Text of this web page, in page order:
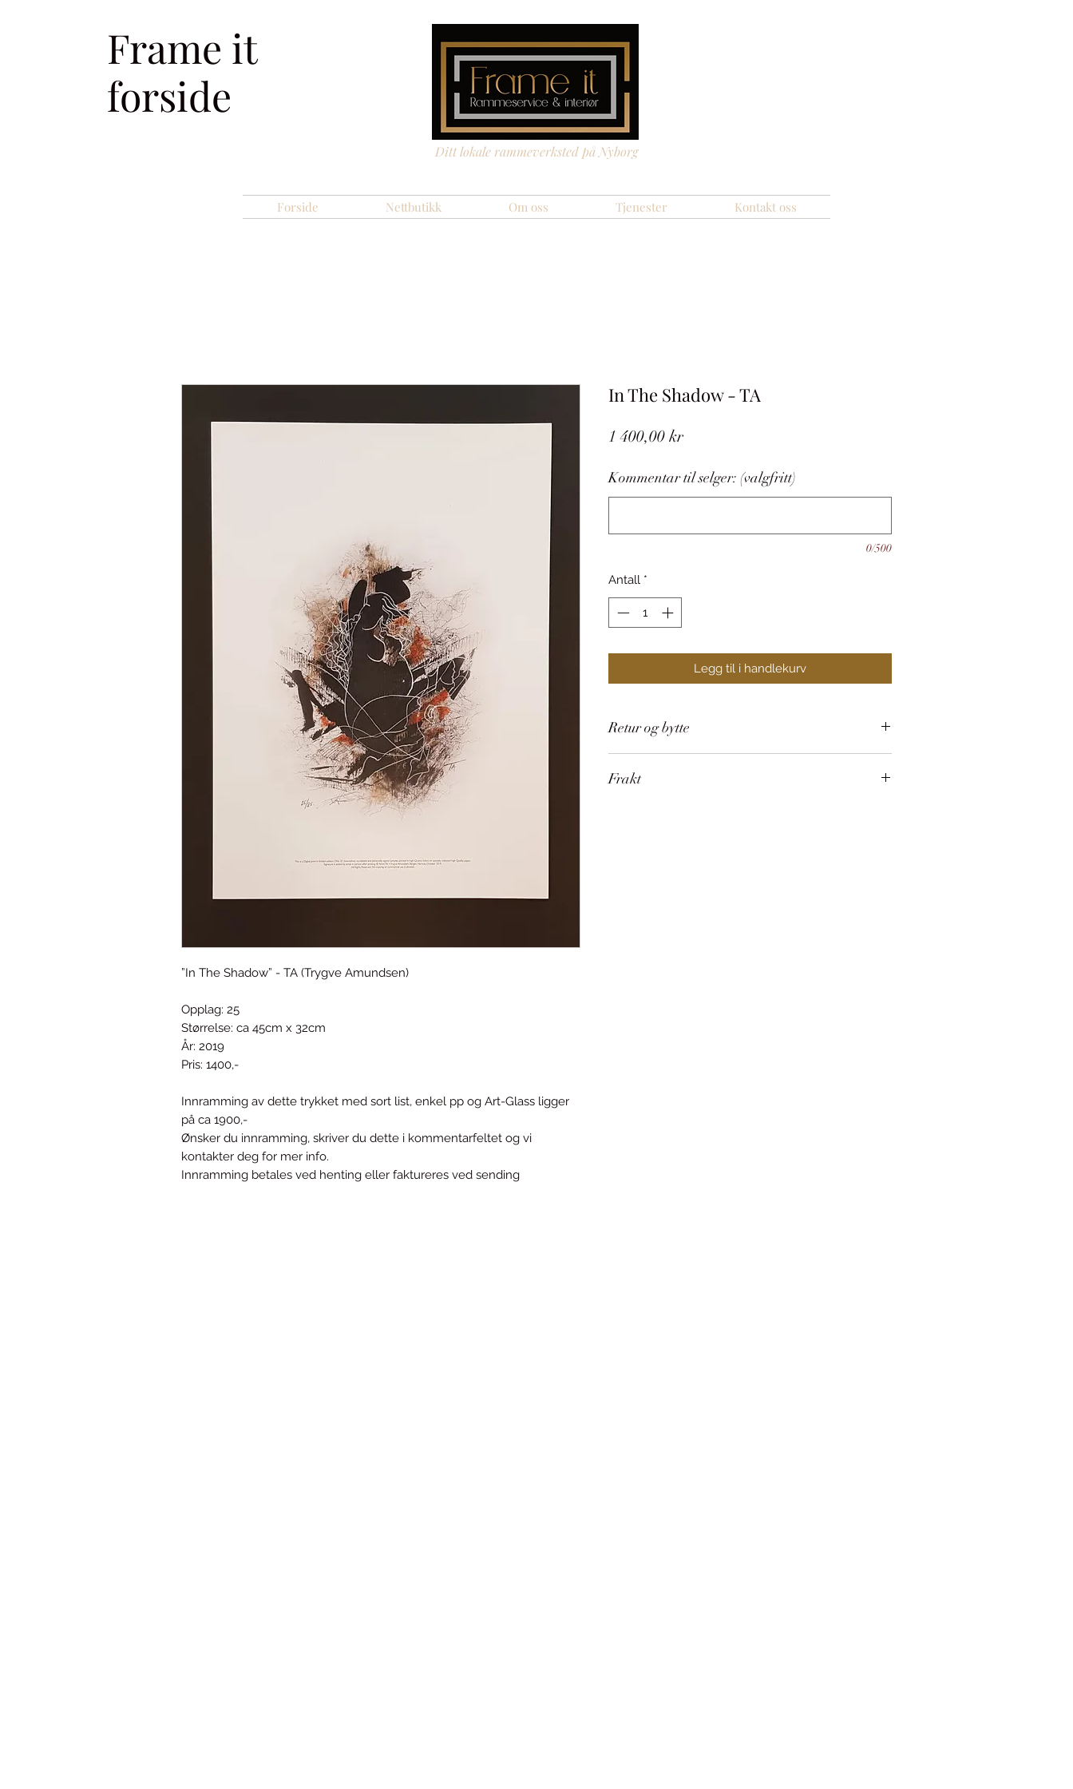
Frame it
forside
Ditt lokale rammeverksted på Nyborg
Forside Nettbutikk Om oss Tjenester Kontakt oss
”In The Shadow” - TA (Trygve Amundsen)
Opplag: 25
Størrelse: ca 45cm x 32cm
År: 2019
Pris: 1400,-
Innramming av dette trykket med sort list, enkel pp og Art-Glass ligger
på ca 1900,-
Ønsker du innramming, skriver du dette i kommentarfeltet og vi
kontakter deg for mer info.
Innramming betales ved henting eller faktureres ved sending
In The Shadow - TA
1 400,00 krPris
Kommentar til selger: (valgfritt)
0/500
Antall *
Legg til i handlekurv
Retur og bytte
Frakt